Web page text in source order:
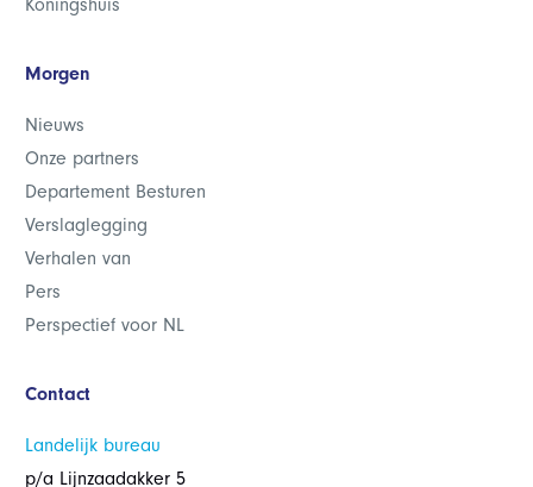
Koningshuis
Morgen
Nieuws
Onze partners
Departement Besturen
Verslaglegging
Verhalen van
Pers
Perspectief voor NL
Contact
Landelijk bureau
p/a Lijnzaadakker 5